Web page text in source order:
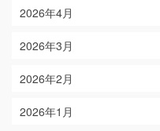
2026年4月
2026年3月
2026年2月
2026年1月